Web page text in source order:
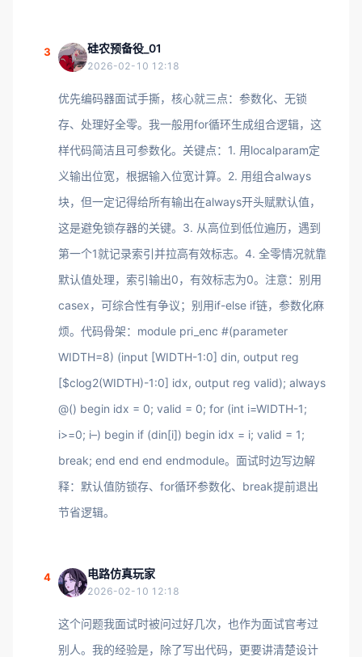
3 硅农预备役_01
2026-02-10 12:18
优先编码器面试手撕，核心就三点：参数化、无锁
存、处理好全零。我一般用for循环生成组合逻辑，这
样代码简洁且可参数化。关键点：1. 用localparam定
义输出位宽，根据输入位宽计算。2. 用组合always
块，但一定记得给所有输出在always开头赋默认值，
这是避免锁存器的关键。3. 从高位到低位遍历，遇到
第一个1就记录索引并拉高有效标志。4. 全零情况就靠
默认值处理，索引输出0，有效标志为0。注意：别用
casex，可综合性有争议；别用if-else if链，参数化麻
烦。代码骨架：module pri_enc #(parameter
WIDTH=8) (input [WIDTH-1:0] din, output reg
[$clog2(WIDTH)-1:0] idx, output reg valid); always
@() begin idx = 0; valid = 0; for (int i=WIDTH-1;
i>=0; i–) begin if (din[i]) begin idx = i; valid = 1;
break; end end end endmodule。面试时边写边解
释：默认值防锁存、for循环参数化、break提前退出
节省逻辑。
4 电路仿真玩家
2026-02-10 12:18
这个问题我面试时被问过好几次，也作为面试官考过
别人。我的经验是，除了写出代码，更要讲清楚设计